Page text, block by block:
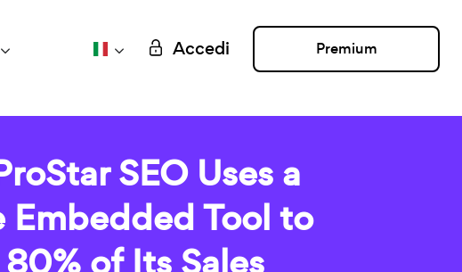
Accedi Premium
SEO Uses a
Embedded Tool to